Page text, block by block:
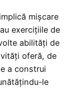
mișcare
exercițiile de
abilități de
oferă, de
a construi
le